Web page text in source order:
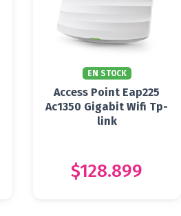
EN STOCK
Access Point Eap225
Ac1350 Gigabit Wifi Tp-
link
$128.899